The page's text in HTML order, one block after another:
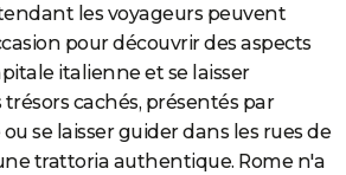
les voyageurs peuvent
pour découvrir des aspects
italienne et se laisser
cachés, présentés par
se laisser guider dans les rues de
trattoria authentique. Rome n'a